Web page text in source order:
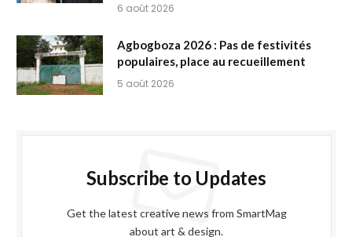
6 août 2026
Agbogboza 2026 : Pas de festivités
populaires, place au recueillement
5 août 2026
Subscribe to Updates
Get the latest creative news from SmartMag
about art & design.